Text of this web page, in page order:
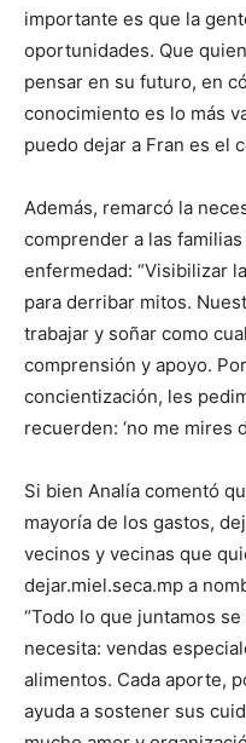
importante es que la
oportunidades. Que
pensar en su futuro, en
conocimiento es lo más
puedo dejar a Fran es el
Además, remarcó la
comprender a las
enfermedad: “Visibilizar
para derribar mitos.
trabajar y soñar como
comprensión y apoyo.
concientización, les
recuerden: ‘no me mires
Si bien Analía comentó
mayoría de los gastos,
vecinos y vecinas que
dejar.miel.seca.mp a
“Todo lo que juntamos
necesita: vendas
alimentos. Cada aporte,
ayuda a sostener sus